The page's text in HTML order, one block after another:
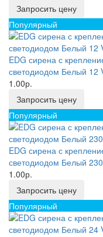
Запросить цену
Популярный
EDG сирена с
светодиодом Белый 12
1.00р.
Запросить цену
Популярный
EDG сирена с
светодиодом Белый
1.00р.
Запросить цену
Популярный